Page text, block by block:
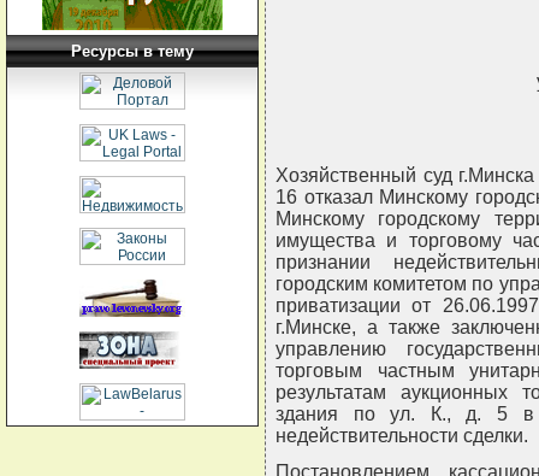
Ресурсы в тему
Хозяйственный суд
16 отказал Минскому
Минскому городскому
имущества и торговому
признании
городским комитетом по
приватизации от
г.Минске, а также
управлению
торговым частным
результатам аукционных
здания по ул. К., д. 5 в
недействительности сделки.
Постановлением